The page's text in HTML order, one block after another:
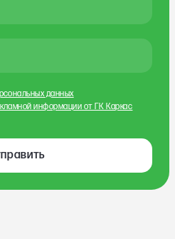
данных
информации от ГК Каркас